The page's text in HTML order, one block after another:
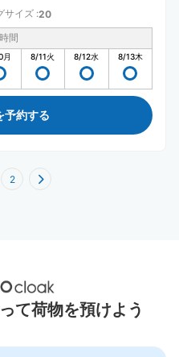
サイズ :20
間
月 8/11火 8/12水 8/13木
予約する
2
めコインロッカー
件て荷物を預けよう